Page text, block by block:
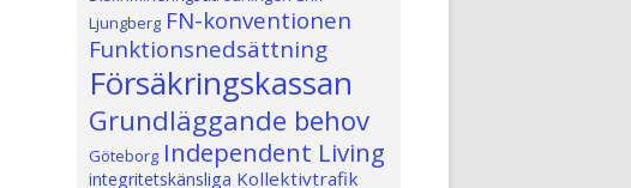
Ljungberg FN-konventionen
Funktionsnedsättning
Försäkringskassan
Grundläggande behov
Göteborg Independent Living
integritetskänsliga Kollektivtrafik